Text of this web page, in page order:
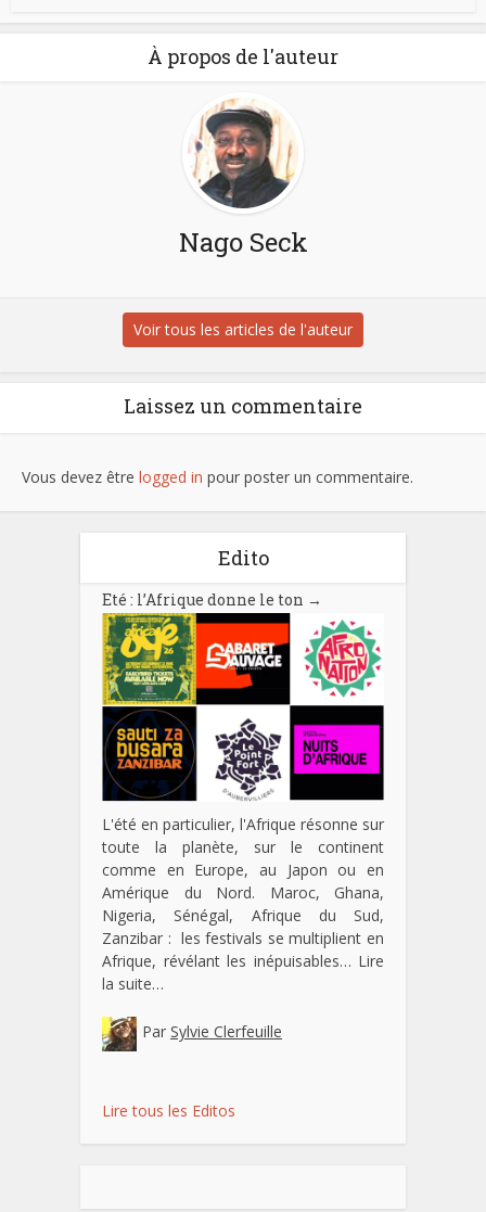
À propos de l'auteur
Nago Seck
Voir tous les articles de l'auteur
Laissez un commentaire
Vous devez être logged in pour poster un commentaire.
Edito
Eté : l’Afrique donne le ton →
L'été en particulier, l'Afrique résonne sur
toute la planète, sur le continent
comme en Europe, au Japon ou en
Amérique du Nord. Maroc, Ghana,
Nigeria, Sénégal, Afrique du Sud,
Zanzibar : les festivals se multiplient en
Afrique, révélant les inépuisables… Lire
la suite…
Par Sylvie Clerfeuille
Lire tous les Editos